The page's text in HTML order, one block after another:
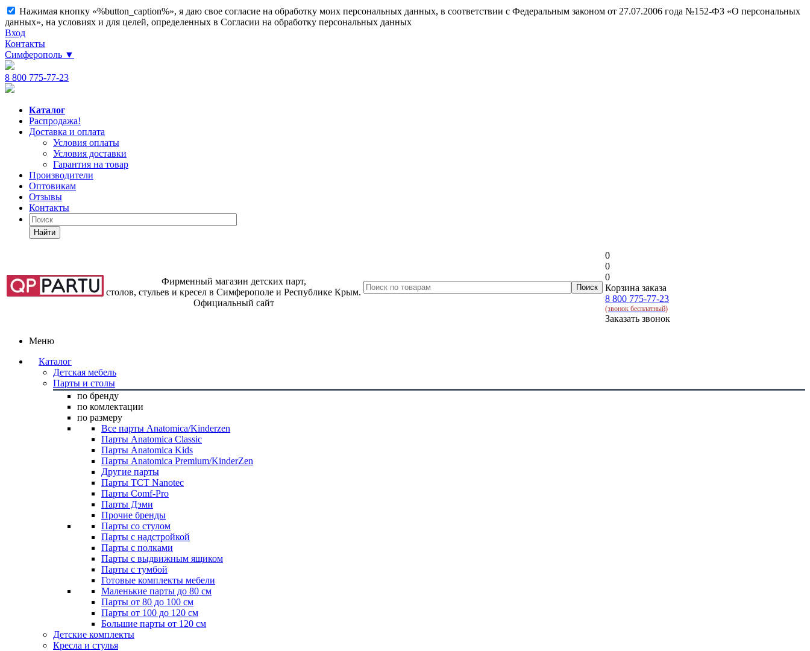
Нажимая кнопку «%button_caption%», я даю свое согласие на обработку моих персональных данных, в соответствии с Федеральным законом от 27.07.2006 года №152-ФЗ «О персональных
данных», на условиях и для целей, определенных в Согласии на обработку персональных данных
Вход
Контакты
Симферополь ▼
8 800 775-77-23
Каталог
Распродажа!
Доставка и оплата
Условия оплаты
Условия доставки
Гарантия на товар
Производители
Оптовикам
Отзывы
Контакты
Найти
Фирменный магазин детских парт,
столов, стульев и кресел в Симферополе и Республике Крым.
Официальный сайт
0
0
0
Корзина заказа
8 800 775-77-23
(звонок бесплатный)
Заказать звонок
Меню
Каталог
Детская мебель
Парты и столы
по бренду
по комлектации
по размеру
Все парты Anatomica/Kinderzen
Парты Anatomica Classic
Парты Anatomica Kids
Парты Anatomica Premium/KinderZen
Другие парты
Парты TCT Nanotec
Парты Comf-Pro
Парты Дэми
Прочие бренды
Парты со стулом
Парты с надстройкой
Парты с полками
Парты с выдвижным ящиком
Парты с тумбой
Готовые комплекты мебели
Маленькие парты до 80 см
Парты от 80 до 100 см
Парты от 100 до 120 см
Большие парты от 120 см
Детские комплекты
Кресла и стулья